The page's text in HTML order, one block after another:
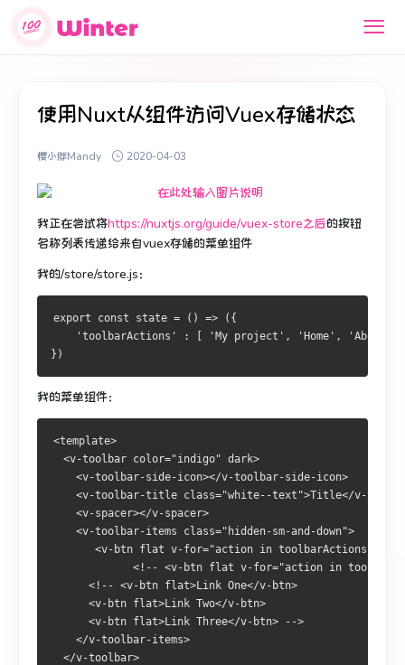
使用Nuxt从组件访问Vuex存储状态
樱小胖Mandy 2020-04-03
我正在尝试将https://nuxtjs.org/guide/vuex-store之后的按钮
名称列表传递给来自vuex存储的菜单组件
我的/store/store.js：
export const state = () => ({
'toolbarActions' : [ 'My project', 'Home', 'About',
})
我的菜单组件：
<template>
  <v-toolbar color="indigo" dark>
    <v-toolbar-side-icon></v-toolbar-side-icon>
<v-toolbar-title class="white--text">Title</v-
    <v-spacer></v-spacer>
    <v-toolbar-items class="hidden-sm-and-down">
<v-btn flat v-for="action in toolbarActions"
<!-- <v-btn flat v-for="action in
      <!-- <v-btn flat>Link One</v-btn>
      <v-btn flat>Link Two</v-btn>
      <v-btn flat>Link Three</v-btn> -->
    </v-toolbar-items>
  </v-toolbar>